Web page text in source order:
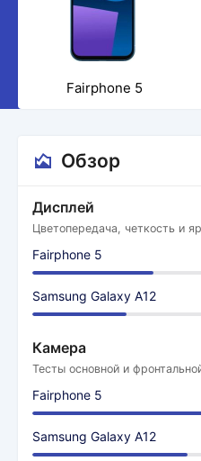
Fairphone 5
Обзор
Дисплей
Цветопередача, четкость и
Fairphone 5
Samsung Galaxy A12
Камера
Тесты основной и
Fairphone 5
Samsung Galaxy A12